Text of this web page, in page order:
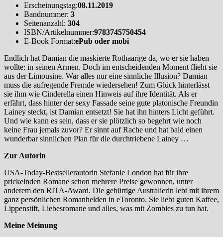
Erscheinungstag:08.11.2019
Bandnummer: 3
Seitenanzahl: 304
ISBN/Artikelnummer:9783745750454
E-Book Format:ePub oder mobi
Endlich hat Damian die maskierte Rothaarige da, wo er sie haben
wollte: in seinen Armen. Doch im entscheidenden Moment flieht sie
aus der Limousine. War alles nur eine sinnliche Illusion? Damian
muss die aufregende Fremde wiedersehen! Zum Glück hinterlässt
sie ihm wie Cinderella einen Hinweis auf ihre Identität. Als er
erfährt, dass hinter der sexy Fassade seine gute platonische Freundin
Lainey steckt, ist Damian entsetzt! Sie hat ihn hinters Licht geführt.
Und wie kann es sein, dass er sie plötzlich so begehrt wie noch
keine Frau jemals zuvor? Er sinnt auf Rache und hat bald einen
wunderbar sinnlichen Plan für die durchtriebene Lainey …
Zur Autorin
USA-Today-Bestsellerautorin Stefanie London hat für ihre
prickelnden Romane schon mehrere Preise gewonnen, unter
anderem den RITA-Award. Die gebürtige Australierin lebt mit ihrem
ganz persönlichen Romanhelden in eToronto. Sie liebt guten Kaffee,
Lippenstift, Liebesromane und alles, was mit Zombies zu tun hat.
Meine Meinung